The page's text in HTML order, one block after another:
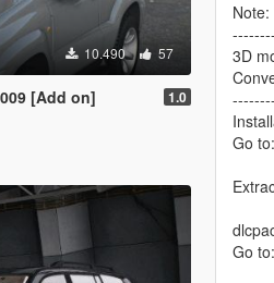
10.490 57
[Add on] 1.0
3D
Go
Go